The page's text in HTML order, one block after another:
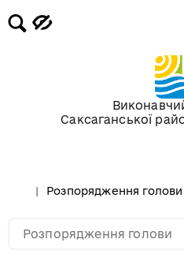
Саксаганської
Розпорядження голови
Розпорядження голови
Розпорядження